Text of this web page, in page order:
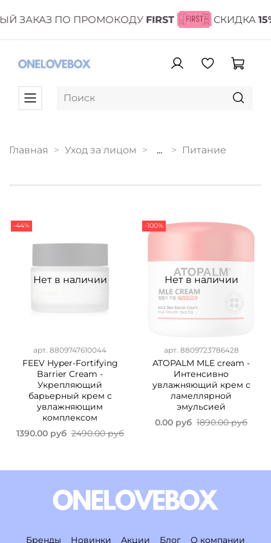
ЗАКАЗ ПО ПРОМОКОДУ FIRST СКИДКА
Главная Уход за лицом ... Питание
Нет в наличии
-44%
арт. 8809747610044
FEEV Hyper-Fortifying
Barrier Cream -
Укрепляющий
барьерный крем с
увлажняющим
комплексом
1390.00 руб 2490.00 руб
Нет в наличии
-100%
арт. 8809723786428
ATOPALM MLE cream -
Интенсивно
увлажняющий крем с
ламеллярной
эмульсией
0.00 руб 1890.00 руб
Бренды Новинки Акции Блог О компании